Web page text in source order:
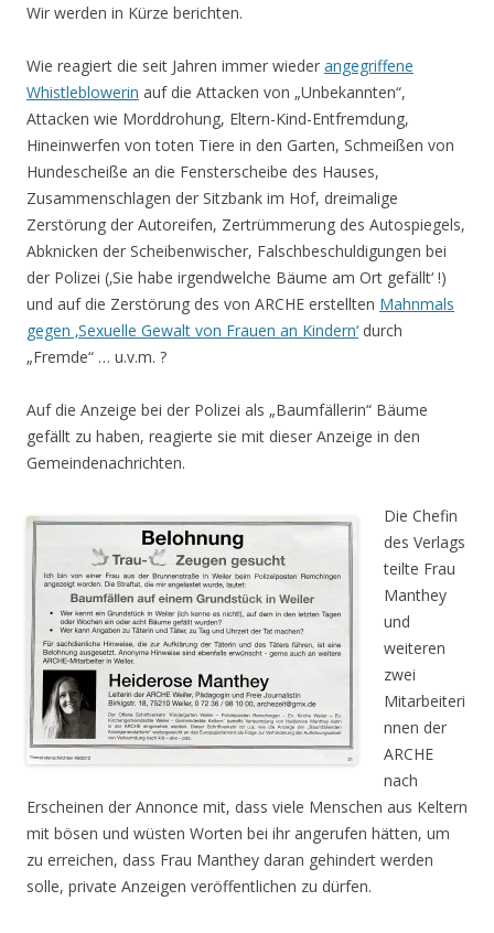
Wir werden in Kürze berichten.
Wie reagiert die seit Jahren immer wieder angegriffene
Whistleblowerin auf die Attacken von „Unbekannten“,
Attacken wie Morddrohung, Eltern-Kind-Entfremdung,
Hineinwerfen von toten Tiere in den Garten, Schmeißen von
Hundescheiße an die Fensterscheibe des Hauses,
Zusammenschlagen der Sitzbank im Hof, dreimalige
Zerstörung der Autoreifen, Zertrümmerung des Autospiegels,
Abknicken der Scheibenwischer, Falschbeschuldigungen bei
der Polizei (‚Sie habe irgendwelche Bäume am Ort gefällt‘ !)
und auf die Zerstörung des von ARCHE erstellten Mahnmals
gegen ‚Sexuelle Gewalt von Frauen an Kindern‘ durch
„Fremde“ … u.v.m. ?
Auf die Anzeige bei der Polizei als „Baumfällerin“ Bäume
gefällt zu haben, reagierte sie mit dieser Anzeige in den
Gemeindenachrichten.
Die Chefin
des Verlags
teilte Frau
Manthey
und
weiteren
zwei
Mitarbeiteri
nnen der
ARCHE
nach
Erscheinen der Annonce mit, dass viele Menschen aus Keltern
mit bösen und wüsten Worten bei ihr angerufen hätten, um
zu erreichen, dass Frau Manthey daran gehindert werden
solle, private Anzeigen veröffentlichen zu dürfen.